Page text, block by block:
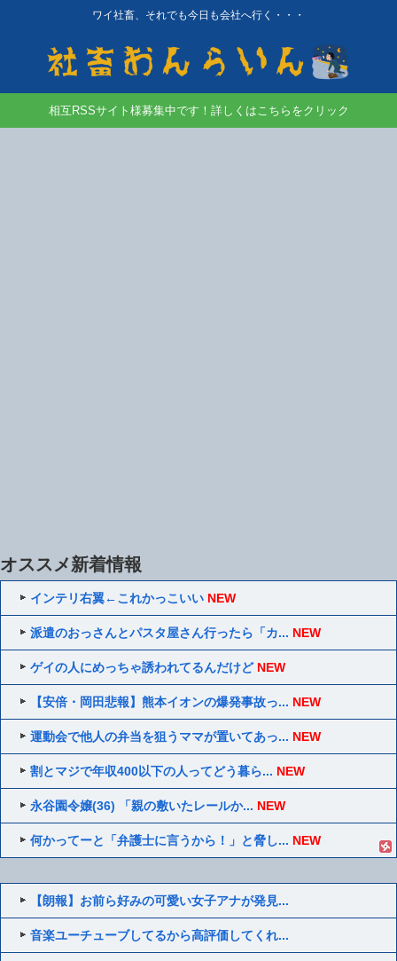
ワイ社畜、それでも今日も会社へ行く・・・
相互RSSサイト様募集中です！詳しくはこちらをクリック
オススメ新着情報
インテリ右翼←これかっこいい NEW
派遣のおっさんとパスタ屋さん行ったら「カ... NEW
ゲイの人にめっちゃ誘われてるんだけど NEW
【安倍・岡田悲報】熊本イオンの爆発事故っ... NEW
運動会で他人の弁当を狙うママが置いてあっ... NEW
割とマジで年収400以下の人ってどう暮ら... NEW
永谷園令嬢(36) 「親の敷いたレールか... NEW
何かってーと「弁護士に言うから！」と脅し... NEW
【朗報】お前ら好みの可愛い女子アナが発見...
音楽ユーチューブしてるから高評価してくれ...